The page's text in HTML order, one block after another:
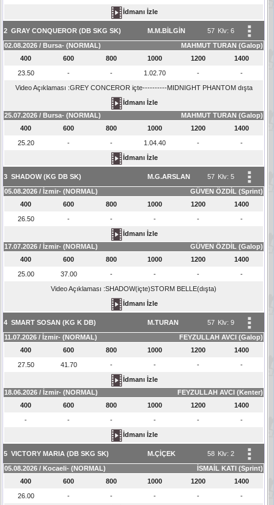
İdmanı İzle
2 GRAY CONQUEROR (DB SKG SK) M.M.BİLGİN 57 Klv: 6
02.08.2026 / Bursa- (NORMAL)
MAHMUT TURAN (Galop)
400
600 800 1000 1200
1400
23.50
- - 1.02.70 -
-
Video Açıklaması :GREY CONCEROR içte----------MIDNIGHT PHANTOM dışta
İdmanı İzle
25.07.2026 / Bursa- (NORMAL)
MAHMUT TURAN (Galop)
400
600 800 1000 1200
1400
25.20
- - 1.04.40 -
-
İdmanı İzle
3 SHADOW (KG DB SK) M.G.ARSLAN 57 Klv: 5
05.08.2026 / İzmir- (NORMAL)
GÜVEN ÖZDİL (Sprint)
400
600 800 1000 1200
1400
26.50
- - - -
-
İdmanı İzle
17.07.2026 / İzmir- (NORMAL)
GÜVEN ÖZDİL (Galop)
400
600 800 1000 1200
1400
25.00
37.00 - - -
-
Video Açıklaması :SHADOW(içte)STORM BELLE(dışta)
İdmanı İzle
4 SMART SOSAN (KG K DB) M.TURAN 57 Klv: 9
11.07.2026 / İzmir- (NORMAL)
FEYZULLAH AVCI (Galop)
400
600 800 1000 1200
1400
27.50
41.70 - - -
-
İdmanı İzle
18.06.2026 / İzmir- (NORMAL)
FEYZULLAH AVCI (Kenter)
400
600 800 1000 1200
1400
-
- - - -
-
İdmanı İzle
5 VICTORY MARIA (DB SKG SK) M.ÇİÇEK 58 Klv: 2
05.08.2026 / Kocaeli- (NORMAL)
İSMAİL KATI (Sprint)
400
600 800 1000 1200
1400
26.00
- - - -
-